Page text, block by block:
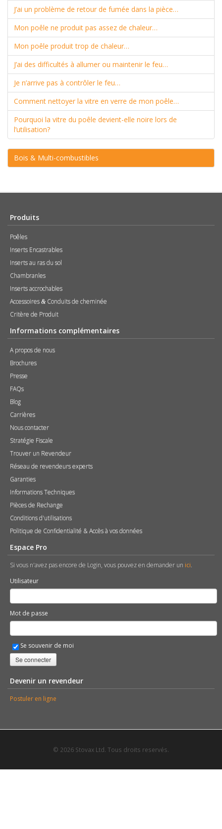
J’ai un problème de retour de fumée dans la pièce…
Mon poêle ne produit pas assez de chaleur…
Mon poêle produit trop de chaleur…
J’ai des difficultés à allumer ou maintenir le feu…
Je n’arrive pas à contrôler le feu…
Comment nettoyer la vitre en verre de mon poêle…
Pourquoi la vitre du poêle devient-elle noire lors de
l’utilisation?
Bois & Multi-combustibles
Produits
Poêles
Inserts Encastrables
Inserts au ras du sol
Chambranles
Inserts accrochables
Accessoires & Conduits de cheminée
Critère de Produit
Informations complémentaires
A propos de nous
Brochures
Presse
FAQs
Blog
Carrières
Nous contacter
Stratégie Fiscale
Trouver un Revendeur
Réseau de revendeurs experts
Garanties
Informations Techniques
Pièces de Rechange
Conditions d'utilisations
Politique de Confidentialité & Accès à vos données
Espace Pro
Si vous n'avez pas encore de Login, vous pouvez en demander un ici.
Utilisateur
Mot de passe
Se souvenir de moi
Se connecter
Devenir un revendeur
Postuler en ligne
© 2026 Stovax Ltd. Tous droits reservés.